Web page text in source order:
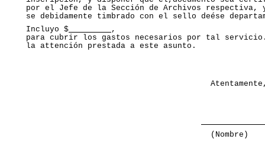
por el Jefe de la Sección de Archivos respectiva,
se debidamente timbrado con el sello deése
Incluyo $
,
para cubrir los gastos necesarios por tal servicio.
la attención prestada a este asunto.
(Nombre)